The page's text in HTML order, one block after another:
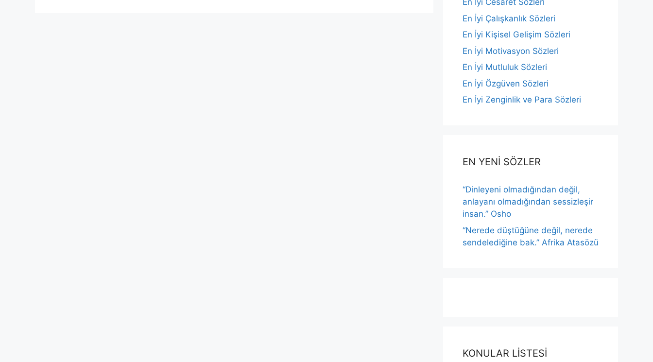
En İyi Cesaret Sözleri
En İyi Çalışkanlık Sözleri
En İyi Kişisel Gelişim Sözleri
En İyi Motivasyon Sözleri
En İyi Mutluluk Sözleri
En İyi Özgüven Sözleri
En İyi Zenginlik ve Para Sözleri
EN YENİ SÖZLER
“Dinleyeni olmadığından değil,
anlayanı olmadığından sessizleşir
insan.” Osho
“Nerede düştüğüne değil, nerede
sendelediğine bak.” Afrika Atasözü
KONULAR LİSTESİ